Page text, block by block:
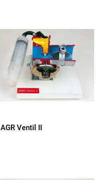
AGR Ventil II